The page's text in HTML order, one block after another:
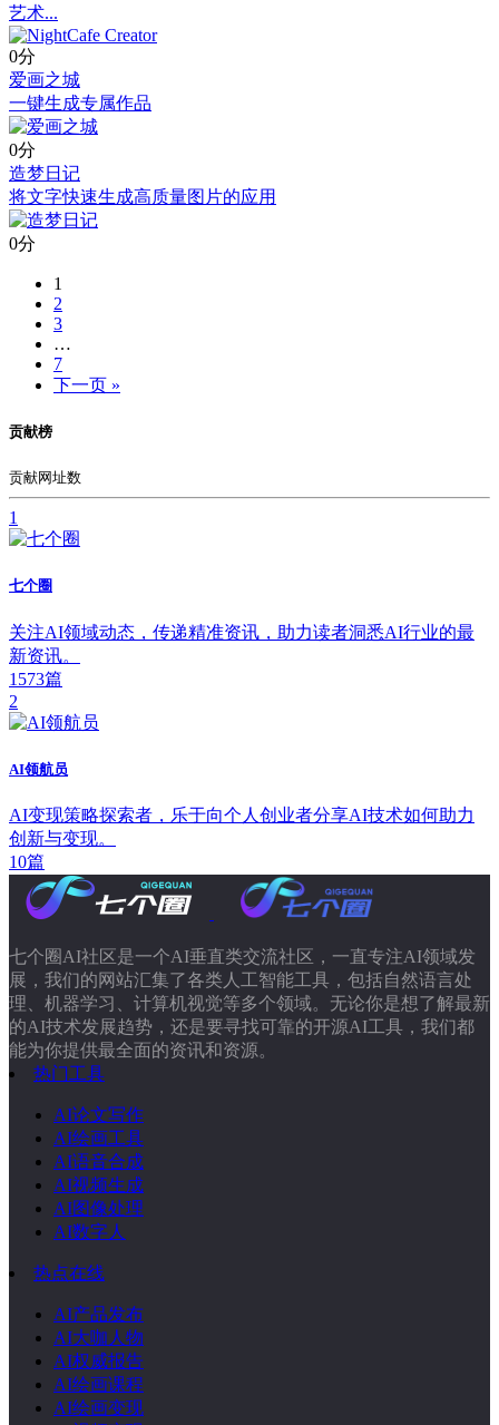
艺术...
0分
爱画之城
一键生成专属作品
0分
造梦日记
将文字快速生成高质量图片的应用
0分
1
2
3
…
7
下一页 »
贡献榜
贡献网址数
1
七个圈
关注AI领域动态，传递精准资讯，助力读者洞悉AI行业的最
新资讯。
1573篇
2
AI领航员
AI变现策略探索者，乐于向个人创业者分享AI技术如何助力
创新与变现。
10篇
七个圈AI社区是一个AI垂直类交流社区，一直专注AI领域发
展，我们的网站汇集了各类人工智能工具，包括自然语言处
理、机器学习、计算机视觉等多个领域。无论你是想了解最新
的AI技术发展趋势，还是要寻找可靠的开源AI工具，我们都
能为你提供最全面的资讯和资源。
热门工具
AI论文写作
AI绘画工具
AI语音合成
AI视频生成
AI图像处理
AI数字人
热点在线
AI产品发布
AI大咖人物
AI权威报告
AI绘画课程
AI绘画变现